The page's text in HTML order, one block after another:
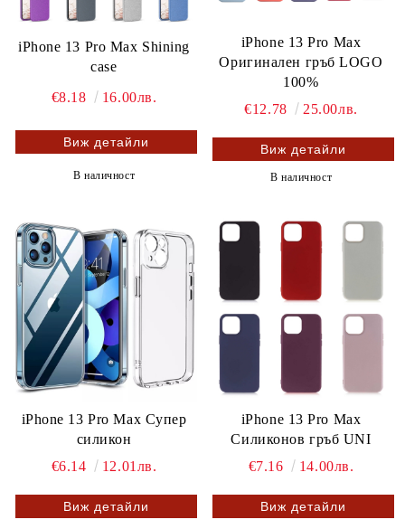
iPhone 13 Pro Max Shining
case
€8.18 16.00лв.
Виж детайли
В наличност
iPhone 13 Pro Max
Оригинален гръб LOGO
100%
€12.78
25.00лв.
Виж детайли
В наличност
iPhone 13 Pro Max Супер
силикон
€6.14
12.01лв.
Виж детайли
iPhone 13 Pro Max
Силиконов гръб UNI
€7.16
14.00лв.
Виж детайли